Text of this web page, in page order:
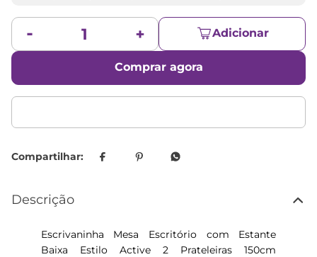
Adicionar
Comprar agora
Descrição
Escrivaninha Mesa Escritório com Estante
Baixa Estilo Active 2 Prateleiras 150cm